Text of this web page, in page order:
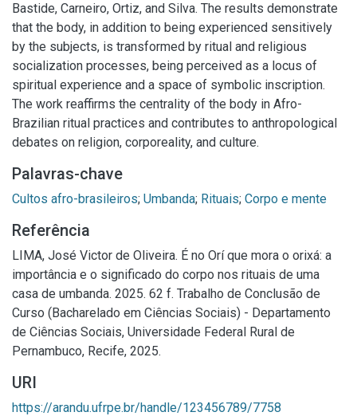
Bastide, Carneiro, Ortiz, and Silva. The results demonstrate
that the body, in addition to being experienced sensitively
by the subjects, is transformed by ritual and religious
socialization processes, being perceived as a locus of
spiritual experience and a space of symbolic inscription.
The work reaffirms the centrality of the body in Afro-
Brazilian ritual practices and contributes to anthropological
debates on religion, corporeality, and culture.
Palavras-chave
Cultos afro-brasileiros; Umbanda; Rituais; Corpo e mente
Referência
LIMA, José Victor de Oliveira. É no Orí que mora o orixá: a
importância e o significado do corpo nos rituais de uma
casa de umbanda. 2025. 62 f. Trabalho de Conclusão de
Curso (Bacharelado em Ciências Sociais) - Departamento
de Ciências Sociais, Universidade Federal Rural de
Pernambuco, Recife, 2025.
URI
https://arandu.ufrpe.br/handle/123456789/7758